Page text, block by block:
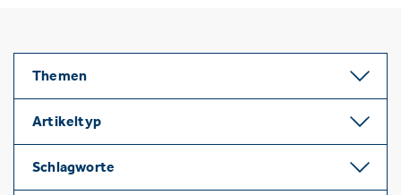
Themen
Artikeltyp
Schlagworte